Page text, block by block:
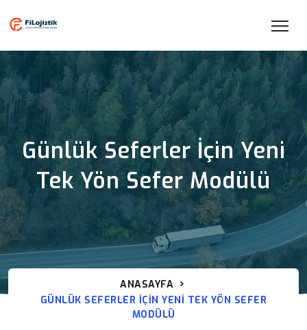
Günlük Seferler İçin Yeni
Tek Yön Sefer Modülü
ANASAYFA
GÜNLÜK SEFERLER İÇIN YENI TEK YÖN SEFER
MODÜLÜ